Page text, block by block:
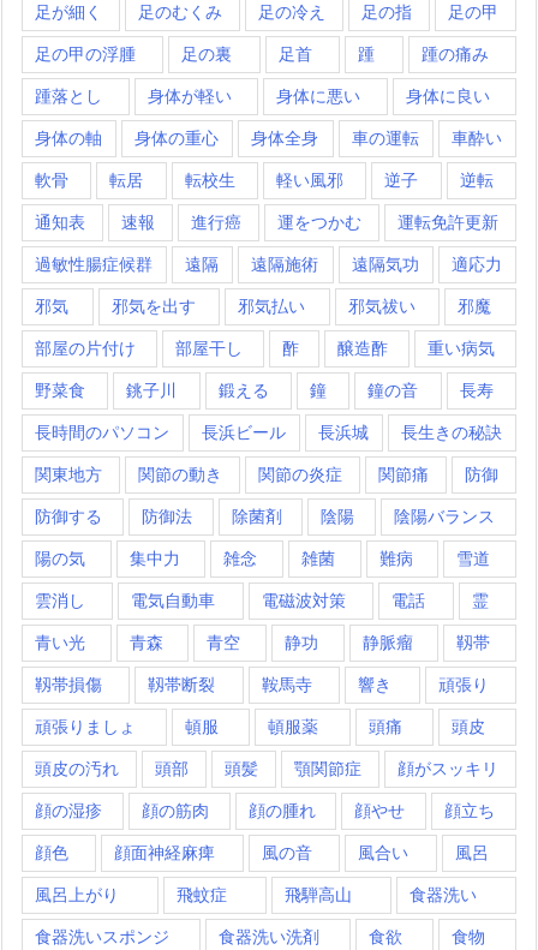
足が細く 足のむくみ 足の冷え 足の指 足の甲
足の甲の浮腫 足の裏 足首 踵 踵の痛み
踵落とし 身体が軽い 身体に悪い 身体に良い
身体の軸 身体の重心 身体全身 車の運転 車酔い
軟骨 転居 転校生 軽い風邪 逆子 逆転
通知表 速報 進行癌 運をつかむ 運転免許更新
過敏性腸症候群 遠隔 遠隔施術 遠隔気功 適応力
邪気 邪気を出す 邪気払い 邪気祓い 邪魔
部屋の片付け 部屋干し 酢 醸造酢 重い病気
野菜食 銚子川 鍛える 鐘 鐘の音 長寿
長時間のパソコン 長浜ビール 長浜城 長生きの秘訣
関東地方 関節の動き 関節の炎症 関節痛 防御
防御する 防御法 除菌剤 陰陽 陰陽バランス
陽の気 集中力 雑念 雑菌 難病 雪道
雲消し 電気自動車 電磁波対策 電話 霊
青い光 青森 青空 静功 静脈瘤 靱帯
靱帯損傷 靱帯断裂 鞍馬寺 響き 頑張り
頑張りましょ 頓服 頓服薬 頭痛 頭皮
頭皮の汚れ 頭部 頭髪 顎関節症 顔がスッキリ
顔の湿疹 顔の筋肉 顔の腫れ 顔やせ 顔立ち
顔色 顔面神経麻痺 風の音 風合い 風呂
風呂上がり 飛蚊症 飛騨高山 食器洗い
食器洗いスポンジ 食器洗い洗剤 食欲 食物